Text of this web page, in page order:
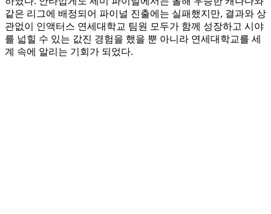
같은 리그에 배정되어 파이널 진출에는 실패했지만, 결과와 상
관없이 인액터스 연세대학교 팀원 모두가 함께 성장하고 시야
를 넓힐 수 있는 값진 경험을 했을 뿐 아니라 연세대학교를 세
계 속에 알리는 기회가 되었다.